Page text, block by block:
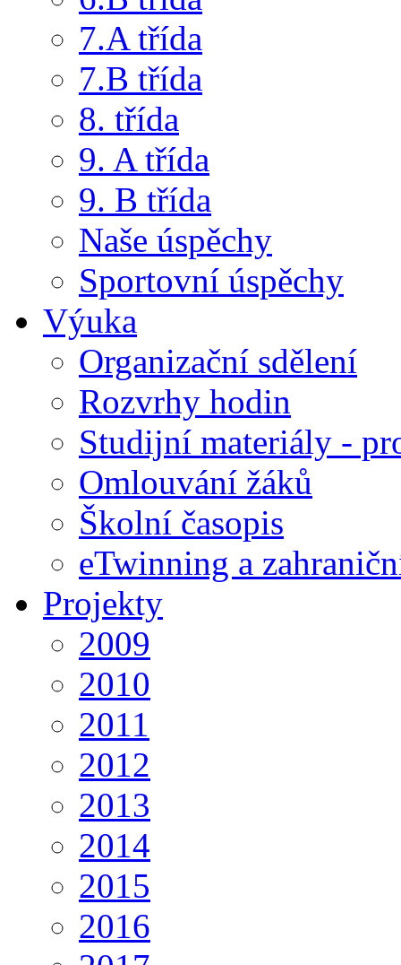
7.A třída
7.B třída
8. třída
9. A třída
9. B třída
Naše úspěchy
Sportovní úspěchy
Výuka
Organizační sdělení
Rozvrhy hodin
Studijní materiály -
Omlouvání žáků
Školní časopis
eTwinning a
Projekty
2009
2010
2011
2012
2013
2014
2015
2016